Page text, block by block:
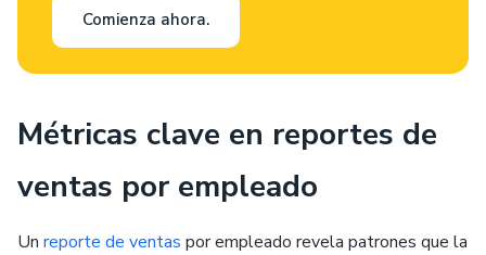
Comienza ahora.
Métricas clave en reportes de
ventas por empleado
Un reporte de ventas por empleado revela patrones que la